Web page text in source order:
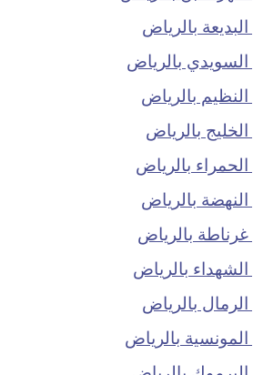
بالرياض
بالرياض
بالرياض
بالرياض
بالرياض
بالرياض
بالرياض
بالرياض
بالرياض
بالرياض